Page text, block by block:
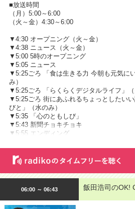
■放送時間
（月）5:00～6:00
（火～金）4:30～6:00
▼4:30 オープニング（火～金）
▼4:38 ニュース（火～金）
▼5:00 5時のオープニング
▼5:05 ニュース
▼5:25ごろ 「食は生きる力 今朝も元気に
み）
▼5:25ごろ 「らくらくデジタルライフ」（
▼5:25ごろ 街にあふれるちょっとしたい
びと」（水のみ）
▼5:35 「心のともしび」
▼5:43 新聞チョキチョキ
▼5:55 エンディング
06:00 ～ 06:43 飯田浩司のOK!